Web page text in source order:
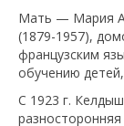
Мать — Мария
(1879-1957),
французским
обучению
С 1923 г.